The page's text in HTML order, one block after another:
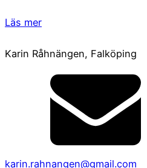
Läs mer
Karin Råhnängen, Falköping
karin.rahnangen@gmail.com